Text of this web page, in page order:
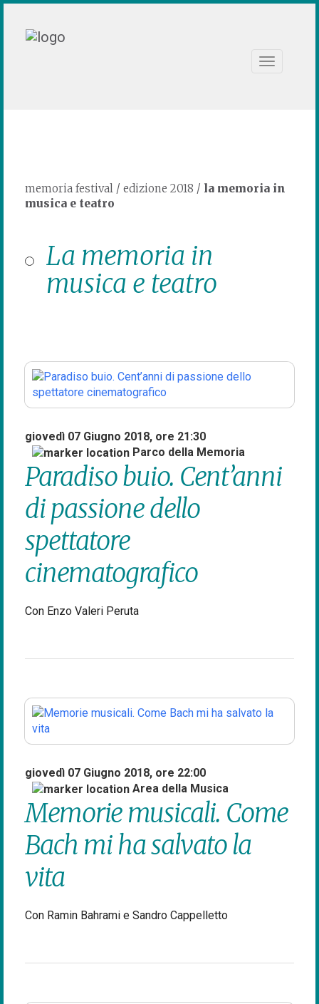
Toggle
memoria festival / edizione 2018 / la memoria in
musica e teatro
La memoria in
musica e teatro
giovedì 07 Giugno 2018, ore 21:30
Parco della Memoria
Paradiso buio. Cent’anni
di passione dello
spettatore
cinematografico
Con Enzo Valeri Peruta
giovedì 07 Giugno 2018, ore 22:00
Area della Musica
Memorie musicali. Come
Bach mi ha salvato la
vita
Con Ramin Bahrami e Sandro Cappelletto